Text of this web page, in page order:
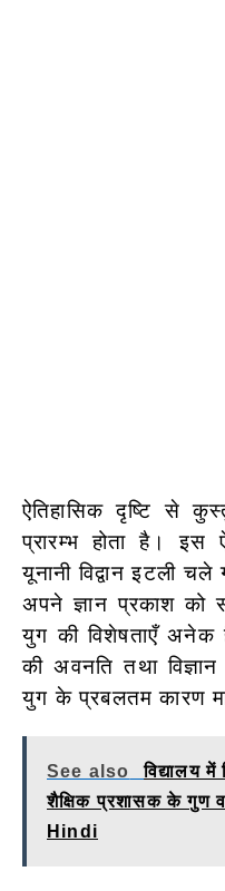
ऐतिहासिक दृष्टि से
प्रारम्भ होता है। इस
यूनानी विद्वान इटली
अपने ज्ञान प्रकाश को
युग की विशेषताएँ
की अवनति तथा
युग के प्रबलतम कारण
See also
विद्यालय में
शैक्षिक प्रशासक के गुण
Hindi